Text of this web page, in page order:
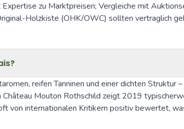
zu Marktpreisen; Vergleiche mit
Holzkiste (OHK/OWC) sollten vertraglich
reifen Tanninen und einer dichten Struktur
Mouton Rothschild zeigt 2019
von internationalen Kritikern positiv bewertet,